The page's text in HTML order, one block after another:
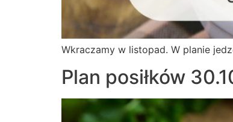
Wkraczamy w listopad. W planie
Plan posiłków